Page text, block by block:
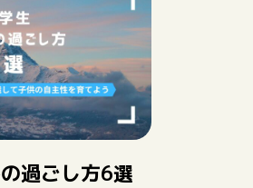
過ごし方6選